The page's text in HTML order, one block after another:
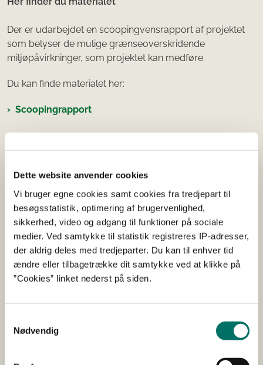
Dette website anvender cookies
Vi bruger egne cookies samt cookies fra tredjepart til
besøgsstatistik, optimering af brugervenlighed,
sikkerhed, video og adgang til funktioner på sociale
medier. Ved samtykke til statistik registreres IP-adresser,
der aldrig deles med tredjeparter. Du kan til enhver tid
ændre eller tilbagetrække dit samtykke ved at klikke på
”Cookies” linket nederst på siden.
Nødvendig
Der er udarbejdet en scoopingvensrapport af projektet
som belyser de mulige grænseoverskridende
miljøpåvirkninger, som projektet kan medføre.
Du kan finde materialet her:
Scoopingrapport
har mulighed for at komme med bemærkninger til
scoopingrapporten samt planlagte foranstaltninger for at
reducere eller fjerne potentielle grænseoverskridende
virkninger på miljøet.
Hvis I ønsker at deltage i miljøvurderingsprocessen eller
har bemærkninger til miljøkonsekvensrapporten kan I